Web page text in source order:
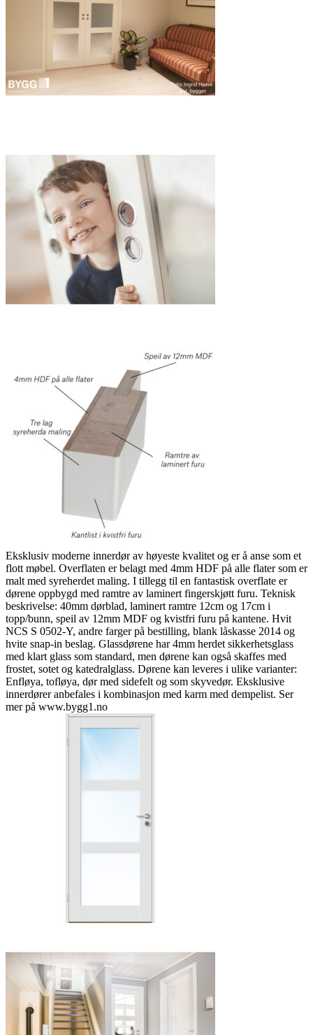
Eksklusiv moderne innerdør av høyeste kvalitet og er å anse som et
flott møbel. Overflaten er belagt med 4mm HDF på alle flater som er
malt med syreherdet maling. I tillegg til en fantastisk overflate er
dørene oppbygd med ramtre av laminert fingerskjøtt furu. Teknisk
beskrivelse: 40mm dørblad, laminert ramtre 12cm og 17cm i
topp/bunn, speil av 12mm MDF og kvistfri furu på kantene. Hvit
NCS S 0502-Y, andre farger på bestilling, blank låskasse 2014 og
hvite snap-in beslag. Glassdørene har 4mm herdet sikkerhetsglass
med klart glass som standard, men dørene kan også skaffes med
frostet, sotet og katedralglass. Dørene kan leveres i ulike varianter:
Enfløya, tofløya, dør med sidefelt og som skyvedør. Eksklusive
innerdører anbefales i kombinasjon med karm med dempelist. Ser
mer på www.bygg1.no